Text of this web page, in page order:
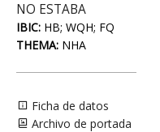
NO ESTABA
IBIC: HB; WQH; FQ
THEMA: NHA
Ficha de datos
Archivo de portada